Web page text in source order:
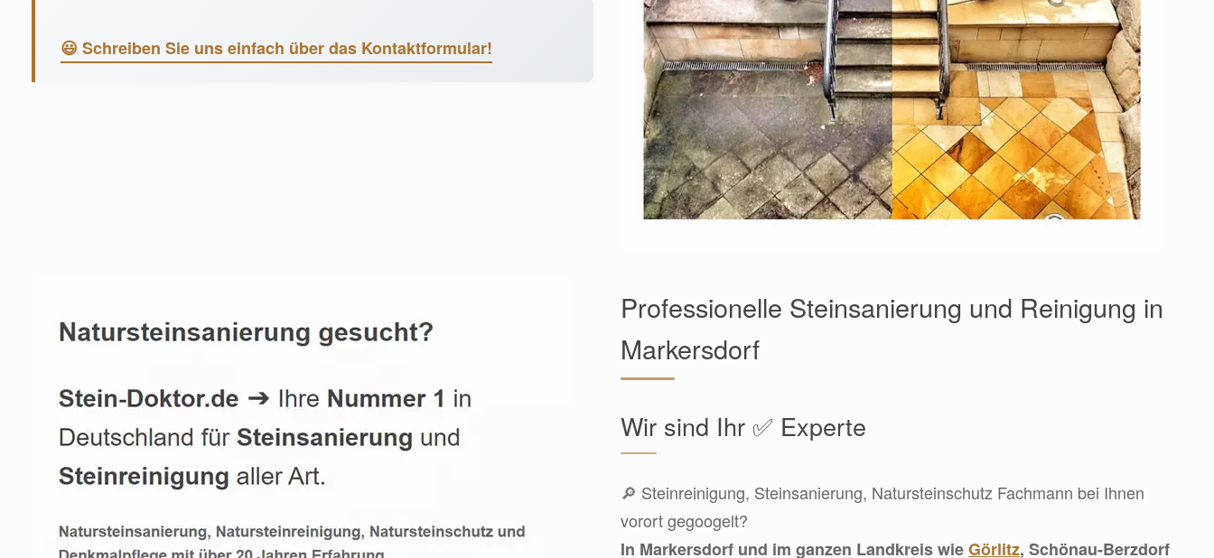
😃 Schreiben Sie uns einfach über das Kontaktformular!
Professionelle Steinsanierung und Reinigung in
Markersdorf
Wir sind Ihr ✅ Experte
🔎 Steinreinigung, Steinsanierung, Natursteinschutz Fachmann bei Ihnen
vorort gegoogelt?
In Markersdorf und im ganzen Landkreis wieGörlitz, Schönau-Berzdorf